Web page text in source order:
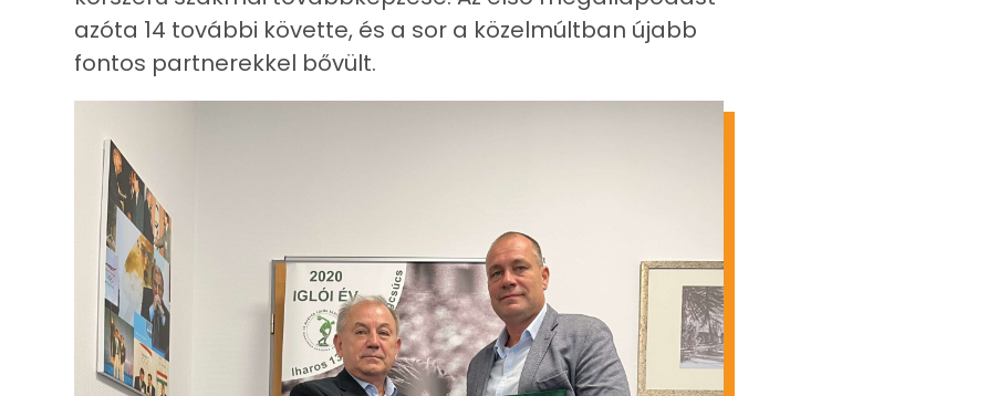
azóta 14 további követte, és a sor a közelmúltban újabb
fontos partnerekkel bővült.